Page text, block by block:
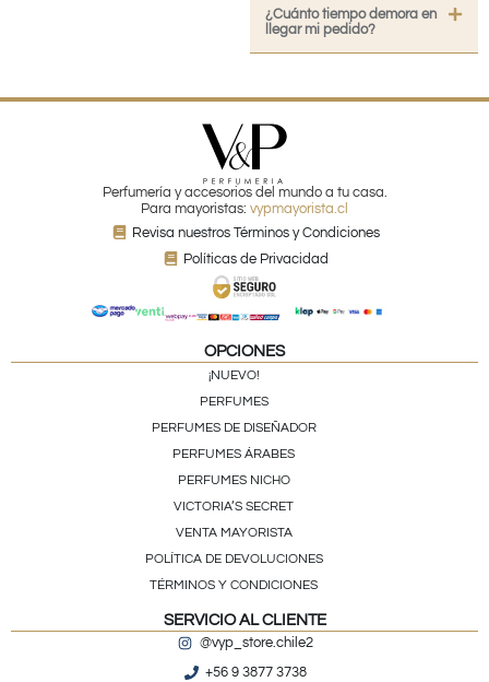
¿Cuánto tiempo demora en
llegar mi pedido?
Perfumería y accesorios del mundo a tu casa.
Para mayoristas: vypmayorista.cl
Revisa nuestros Términos y Condiciones
Políticas de Privacidad
OPCIONES
¡NUEVO!
PERFUMES
PERFUMES DE DISEÑADOR
PERFUMES ÁRABES
PERFUMES NICHO
VICTORIA’S SECRET
VENTA MAYORISTA
POLÍTICA DE DEVOLUCIONES
TÉRMINOS Y CONDICIONES
SERVICIO AL CLIENTE
@vyp_store.chile2
+56 9 3877 3738